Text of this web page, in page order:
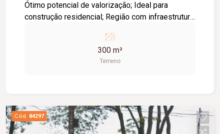
Ótimo potencial de valorização; Ideal para
construção residencial; Região com infraestrutura
300 m²
Terreno
Cód. 84297